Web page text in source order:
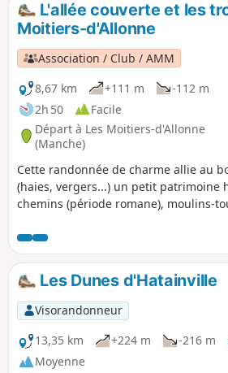
L'allée couverte et les
Moitiers-d'Allonne
Association / Club / AMM
8,67 km
+111 m
-112 m
2h 50
Facile
Départ à Les Moitiers-d'Allonne
(Manche)
Cette randonnée de charme allie au
(haies, vergers...) un petit patrimoine
chemins (période romane), moulins-
Les Dunes d'Hatainville
Visorandonneur
13,35 km
+224 m -216 m
Moyenne